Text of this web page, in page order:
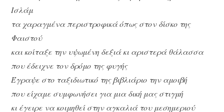
Ισλάμ
τα χαραγμένα περιστροφικά όπως στον δίσκο της
Φαιστού
και κοίταξε την υψωμένη δεξιά κι αριστερά θάλασσα
που έδειχνε τον δρόμο της φυγής
Έγραψε στο ταξιδιωτικό της βιβλιάριο την αμοιβή
που είχαμε συμφωνήσει για μια δική μας στιγμή
κι έγειρε να κοιμηθεί στην αγκαλιά του μεσημεριού